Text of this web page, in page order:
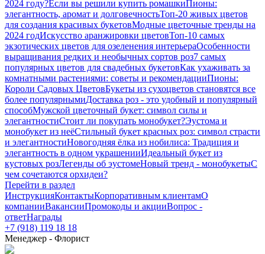
2024 году?Если вы решили купить ромашкиПионы:
элегантность, аромат и долговечностьТоп-20 живых цветов
для создания красивых букетовМодные цветочные тренды на
2024 годИскусство аранжировки цветовТоп-10 самых
экзотических цветов для озеленения интерьераОсобенности
выращивания редких и необычных сортов роз7 самых
популярных цветов для свадебных букетовКак ухаживать за
комнатными растениями: советы и рекомендацииПионы:
Короли Садовых ЦветовБукеты из сухоцветов становятся все
более популярнымиДоставка роз - это удобный и популярный
способМужской цветочный букет: символ силы и
элегантностиСтоит ли покупать монобукет?Эустома и
монобукет из неёСтильный букет красных роз: символ страсти
и элегантностиНовогодняя ёлка из нобилиса: Традиция и
элегантность в одном украшенииИдеальный букет из
кустовых розЛегенды об эустомеНовый тренд - монобукетыС
чем сочетаются орхидеи?
Перейти в раздел
ИнструкцияКонтактыКорпоративным клиентамО
компанииВакансииПромокоды и акцииВопрос -
ответНаграды
+7 (918) 119 18 18
Менеджер - Флорист